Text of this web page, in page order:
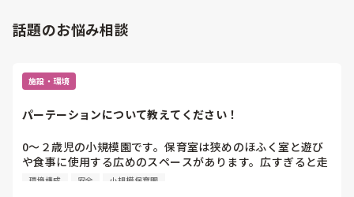
話題のお悩み相談
施設・環境
パーテーションについて教えてください！
0〜２歳児の小規模園です。保育室は狭めのほふく室と遊び
や食事に使用する広めのスペースがあります。広すぎると走
り回ったりして落ち着かないので、活動によってパーテーシ
環境構成 安全 小規模保育園